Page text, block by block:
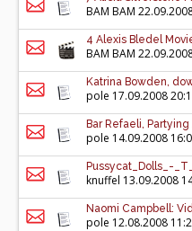
BAM BAM
4 Alexis Bledel
BAM BAM
Katrina Bowden,
pole 17.09.2008
Bar Refaeli,
pole 14.09.2008
Pussycat_Dolls_-
knuffel 13.09.2008
Naomi Campbell:
pole 12.08.2008